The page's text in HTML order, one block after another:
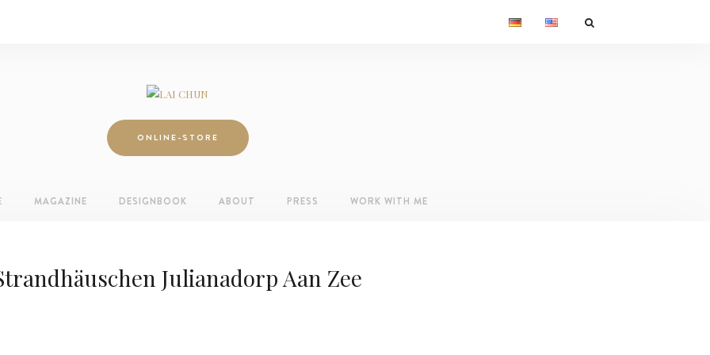
ONLINE-STORE
MAGAZINE DESIGNBOOK ABOUT PRESS WORK WITH ME
Julianadorp Aan Zee